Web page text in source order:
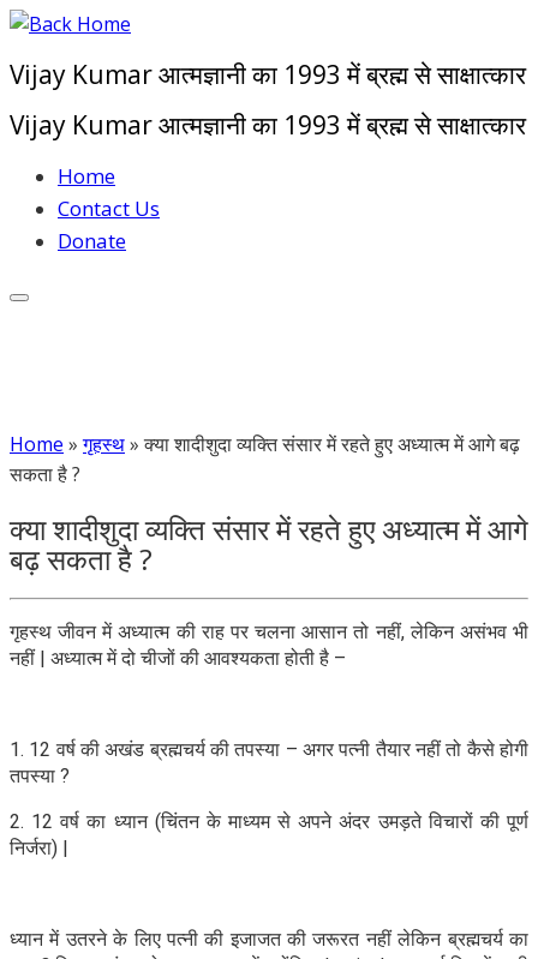
Skip
content
Vijay Kumar आत्मज्ञानी का 1993 में ब्रह्म से साक्षात्कार
Vijay Kumar आत्मज्ञानी का 1993 में ब्रह्म से साक्षात्कार
Home
Contact Us
Donate
Home » गृहस्थ» क्या शादीशुदा व्यक्ति संसार में रहते हुए अध्यात्म में आगे बढ़
सकता है ?
क्या शादीशुदा व्यक्ति संसार में रहते हुए अध्यात्म में आगे
बढ़ सकता है ?
गृहस्थ जीवन में अध्यात्म की राह पर चलना आसान तो नहीं, लेकिन असंभव भी
नहीं | अध्यात्म में दो चीजों की आवश्यकता होती है –
1. 12 वर्ष की अखंड ब्रह्मचर्य की तपस्या – अगर पत्नी तैयार नहीं तो कैसे होगी
तपस्या ?
2. 12 वर्ष का ध्यान (चिंतन के माध्यम से अपने अंदर उमड़ते विचारों की पूर्ण
निर्जरा) |
ध्यान में उतरने के लिए पत्नी की इजाजत की जरूरत नहीं लेकिन ब्रह्मचर्य का